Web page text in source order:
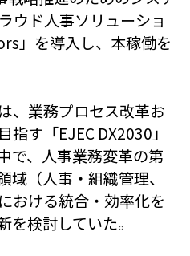
ウド人事ソリューショ
」を導入し、本稼働を
、業務プロセス改革お
す「EJEC DX2030」
で、人事業務変革の第
（人事・組織管理、
おける統合・効率化を
を検討していた。